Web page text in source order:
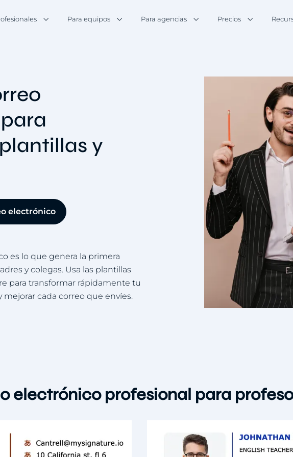
Para equipos Para agencias Precios
y
electrónico
es lo que genera la primera
y colegas. Usa las plantillas
para transformar rápidamente tu
cada correo que envíes.
electrónico profesional para